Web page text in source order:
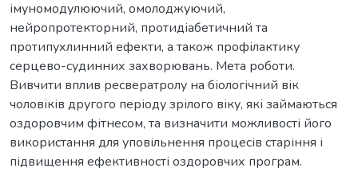
імуномодулюючий, омолоджуючий,
нейропротекторний, протидіабетичний та
протипухлинний ефекти, а також профілактику
серцево-судинних захворювань. Мета роботи.
Вивчити вплив ресвератролу на біологічний вік
чоловіків другого періоду зрілого віку, які займаються
оздоровчим фітнесом, та визначити можливості його
використання для уповільнення процесів старіння і
підвищення ефективності оздоровчих програм.